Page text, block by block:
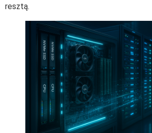
resztą.